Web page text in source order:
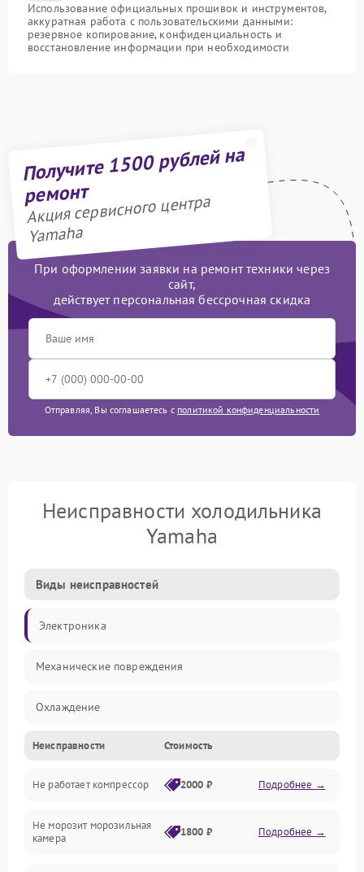
Использование официальных прошивок и инструментов,
аккуратная работа с пользовательскими данными:
резервное копирование, конфиденциальность и
восстановление информации при необходимости
Получите 1500 рублей на
ремонт
Акция сервисного центра
Yamaha
При оформлении заявки на ремонт техники через
сайт,
действует персональная бессрочная скидка
Отправляя, Вы соглашаетесь с политикой конфиденциальности
Неисправности холодильника
Yamaha
Виды неисправностей
Электроника
Механические повреждения
Охлаждение
Механика
Электропитание
Дренаж
Неисправности Стоимость
Не работает компрессор 2000 ₽ Подробнее →
Не морозит морозильная
камера
1800 ₽ Подробнее →